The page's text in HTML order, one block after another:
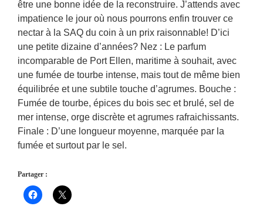
être une bonne idée de la reconstruire. J’attends avec
impatience le jour où nous pourrons enfin trouver ce
nectar à la SAQ du coin à un prix raisonnable! D’ici
une petite dizaine d’années? Nez : Le parfum
incomparable de Port Ellen, maritime à souhait, avec
une fumée de tourbe intense, mais tout de même bien
équilibrée et une subtile touche d’agrumes. Bouche :
Fumée de tourbe, épices du bois sec et brulé, sel de
mer intense, orge discrète et agrumes rafraichissants.
Finale : D’une longueur moyenne, marquée par la
fumée et surtout par le sel.
Partager :